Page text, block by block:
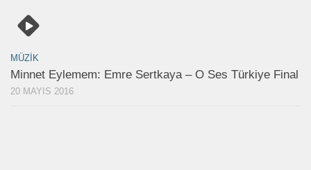
MÜZIK
Minnet Eylemem: Emre Sertkaya – O Ses Türkiye Final
20 MAYIS 2016